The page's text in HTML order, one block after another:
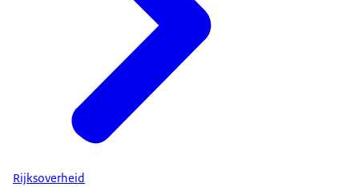
Rijksoverheid